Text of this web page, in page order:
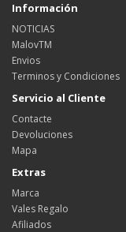
Información
NOTICIAS
MalovTM
Envios
Terminos y Condiciones
Servicio al Cliente
Contacte
Devoluciones
Mapa
Extras
Marca
Vales Regalo
Afiliados